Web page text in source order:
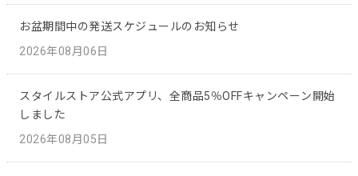
お盆期間中の発送スケジュールのお知らせ
2026年08月06日
スタイルストア公式アプリ、全商品5％OFFキャンペーン開始
しました
2026年08月05日